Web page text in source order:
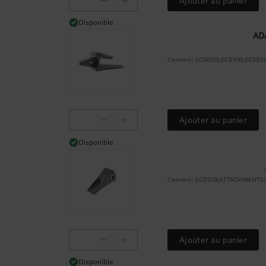
Disponible
Disponible
Ajouter au panier
Disponible
Disponible
Ajouter au panier
Disponible
Disponible